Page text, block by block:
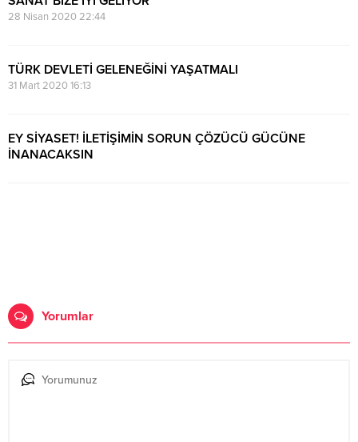
28 Nisan 2020 22:44
TÜRK DEVLETİ GELENEĞİNİ YAŞATMALI
31 Mart 2020 16:13
EY SİYASET! İLETİŞİMİN SORUN ÇÖZÜCÜ GÜCÜNE
İNANACAKSIN
Yorumlar